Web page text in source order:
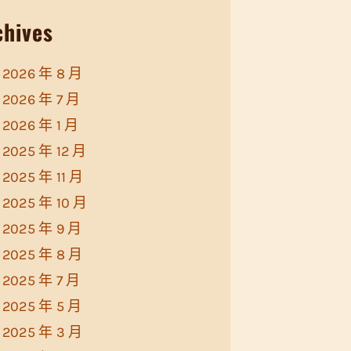
2026 年 8 月
2026 年 7 月
2026 年 1 月
2025 年 12 月
2025 年 11 月
2025 年 10 月
2025 年 9 月
2025 年 8 月
2025 年 7 月
2025 年 5 月
2025 年 3 月